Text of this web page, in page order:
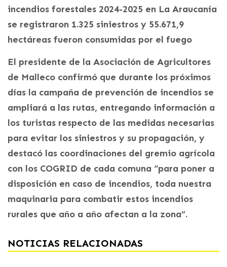
incendios forestales 2024-2025 en La Araucanía
se registraron 1.325 siniestros y 55.671,9
hectáreas fueron consumidas por el fuego
El presidente de la Asociación de Agricultores
de Malleco confirmó que durante los próximos
días la campaña de prevención de incendios se
ampliará a las rutas, entregando información a
los turistas respecto de las medidas necesarias
para evitar los siniestros y su propagación, y
destacó las coordinaciones del gremio agrícola
con los COGRID de cada comuna “para poner a
disposición en caso de incendios, toda nuestra
maquinaria para combatir estos incendios
rurales que año a año afectan a la zona”.
NOTICIAS RELACIONADAS